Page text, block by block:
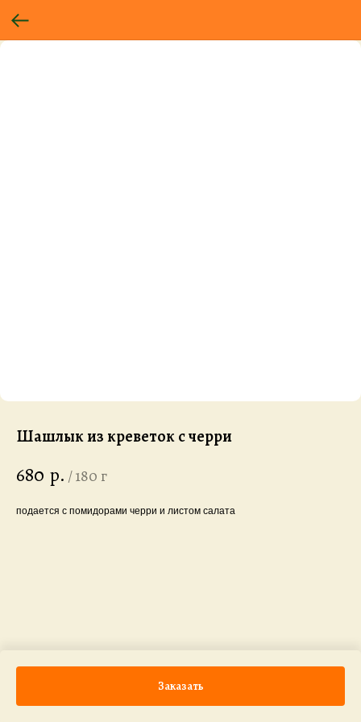
Шашлык из креветок с черри
680 р. /180 г
Заказать
подается с помидорами черри и листом салата